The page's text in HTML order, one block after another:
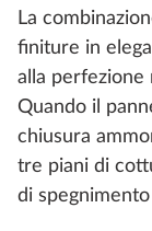
La
finiture in
alla perfezione
Quando il
chiusura
tre piani di
di